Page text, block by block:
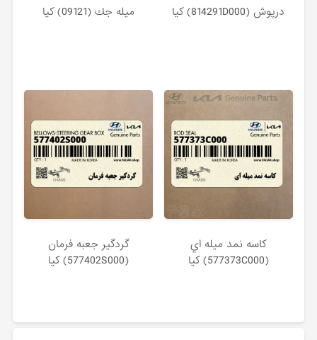
درپوش (814291D000) کیا ميله جك (09121) کیا
كاسه نمد ميله اي
(577373C000) کیا
گردگير جعبه فرمان
(577402S000) کیا